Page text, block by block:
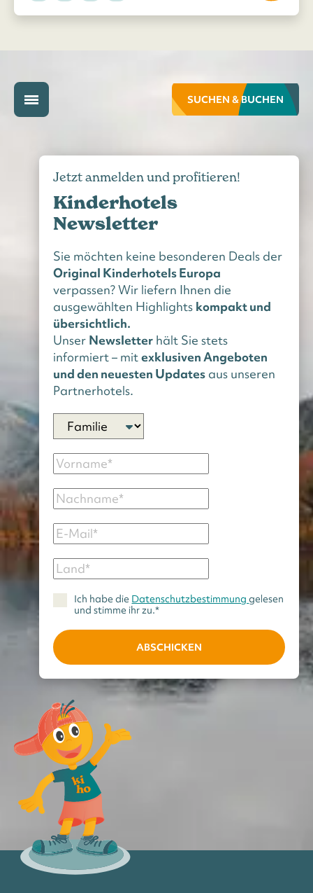
SUCHEN & BUCHEN
Jetzt anmelden und profitieren!
Kinderhotels
Newsletter
Sie möchten keine besonderen Deals der
Original Kinderhotels Europa
verpassen? Wir liefern Ihnen die
ausgewählten Highlights kompakt und
übersichtlich.
Unser Newsletter hält Sie stets
informiert – mitexklusiven Angeboten
und den neuesten Updates aus unseren
Partnerhotels.
Ich habe die Datenschutzbestimmunggelesen
und stimme ihr zu.*
ABSCHICKEN